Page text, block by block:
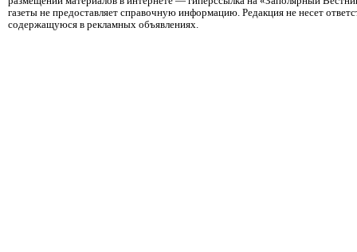
газеты не предоставляет справочную информацию. Редакция не несет
содержащуюся в рекламных объявлениях.